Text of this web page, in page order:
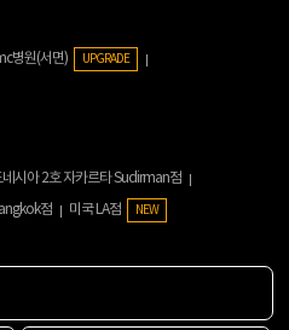
병원(서면) UPGRADE
네시아 2호 자카르타 Sudirman점
점 미국 LA점 NEW